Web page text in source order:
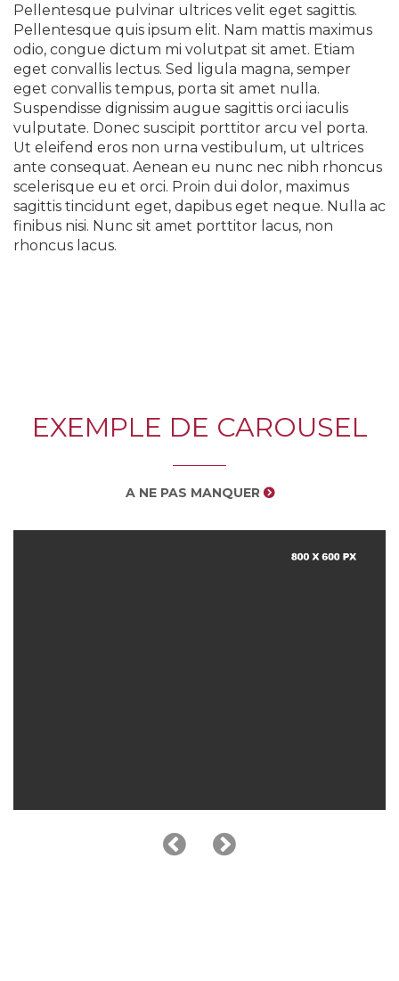
Pellentesque pulvinar ultrices velit eget sagittis.
Pellentesque quis ipsum elit. Nam mattis maximus
odio, congue dictum mi volutpat sit amet. Etiam
eget convallis lectus. Sed ligula magna, semper
eget convallis tempus, porta sit amet nulla.
Suspendisse dignissim augue sagittis orci iaculis
vulputate. Donec suscipit porttitor arcu vel porta.
Ut eleifend eros non urna vestibulum, ut ultrices
ante consequat. Aenean eu nunc nec nibh rhoncus
scelerisque eu et orci. Proin dui dolor, maximus
sagittis tincidunt eget, dapibus eget neque. Nulla ac
finibus nisi. Nunc sit amet porttitor lacus, non
rhoncus lacus.
EXEMPLE DE CAROUSEL
A NE PAS MANQUER